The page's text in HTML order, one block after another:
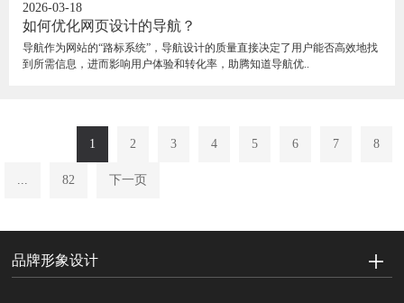
2026-03-18
如何优化网页设计的导航？
导航作为网站的“路标系统”，导航设计的质量直接决定了用户能否高效地找
到所需信息，进而影响用户体验和转化率，助腾知道导航优..
1 2 3 4 5 6 7 8
... 82 下一页
品牌形象设计